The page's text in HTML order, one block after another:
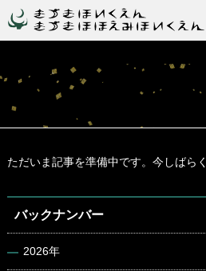
ただいま記事を準備中です。今しばら
バックナンバー
2026年